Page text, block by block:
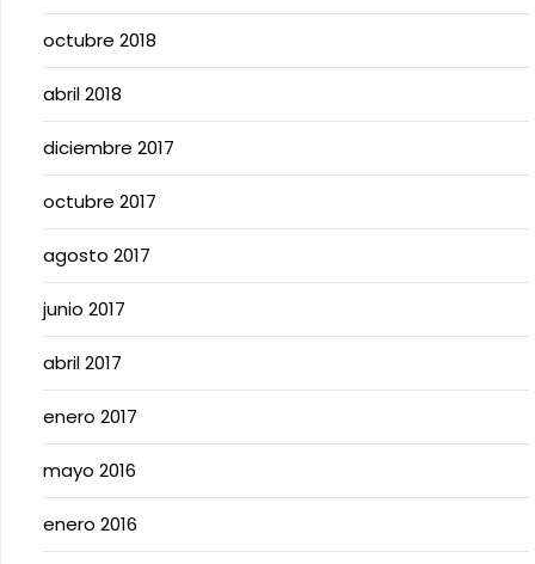
octubre 2018
abril 2018
diciembre 2017
octubre 2017
agosto 2017
junio 2017
abril 2017
enero 2017
mayo 2016
enero 2016